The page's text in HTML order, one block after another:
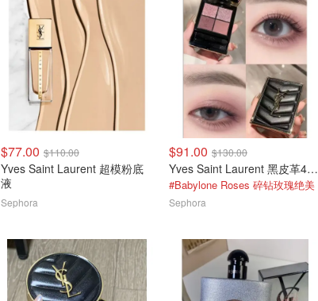
$77.00 $110.00
Yves Saint Laurent 超模粉底
液
Sephora
$91.00 $130.00
Yves Saint Laurent 黑皮革4色眼影
#Babylone Roses 碎钻玫瑰绝美
Sephora